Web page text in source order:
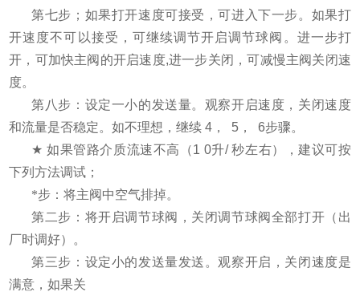
第七步；如果打开速度可接受，可进入下一步。如果打
开速度不可以接受，可继续调节开启调节球阀。进一步打
开，可加快主阀的开启速度,进一步关闭，可减慢主阀关闭速
度。
第八步：设定一小的发送量。观察开启速度，关闭速度
和流量是否稳定。如不理想，继续 4 ， 5 ， 6步骤。
★ 如果管路介质流速不高（1 0升/秒左右），建议可按
下列方法调试；
*步：将主阀中空气排掉。
第二步：将开启调节球阀，关闭调节球阀全部打开（出
厂时调好）。
第三步：设定小的发送量发送。观察开启，关闭速度是
满意，如果关